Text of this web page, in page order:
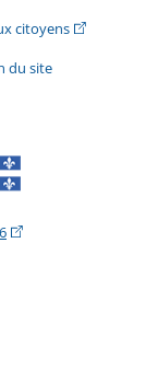
citoyens(Cet
externe s'ouvrira
du site
(Cet hyperlien